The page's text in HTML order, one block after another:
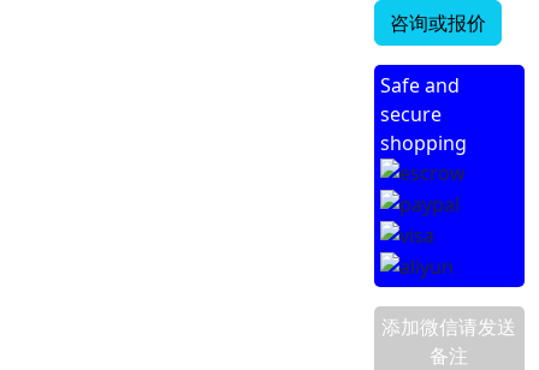
咨询或报价
Safe and
secure
shopping
添加微信请发送
备注